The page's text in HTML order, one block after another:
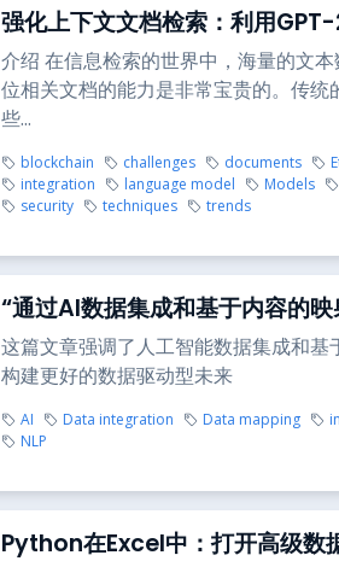
强化上下文文档检索：利用
介绍 在信息检索的世界中，海量的文
位相关文档的能力是非常宝贵的。传统
些...
blockchain challenges documents
integration
language model Models
security
techniques trends
“通过AI数据集成和基于内容的
这篇文章强调了人工智能数据集成和基
构建更好的数据驱动型未来
AI Data integration Data mapping
NLP
Python在Excel中：打开高级数